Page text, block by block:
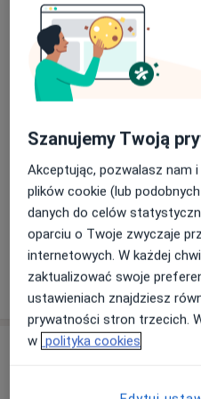
USG
Od 200 zł Szczegóły
Konsultacja online (kolejna)
Konsultacja
300 zł Szczegóły
+ 6 usług
W jaki sposób ustalane
Adresy (5)
Adres 2
Szanujemy Twoją
Akceptując, pozwalasz nam
plików cookie (lub
danych do celów
oparciu o Twoje zwyczaje
internetowych. W każdej
zaktualizować swoje
ustawieniach znajdziesz
prywatności stron trzecich.
w polityka cookies